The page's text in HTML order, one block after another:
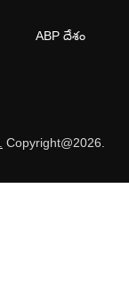
ABP దేశం
Copyright@2026.